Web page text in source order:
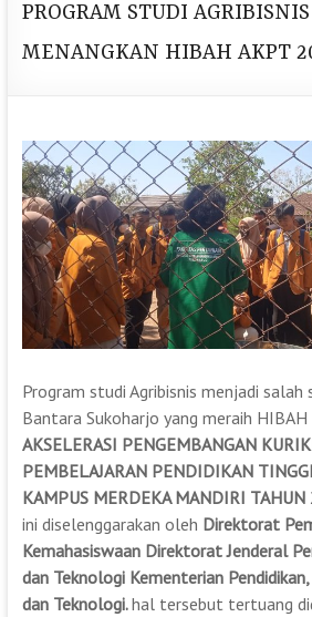
PROGRAM STUDI AGRIBISNIS
MENANGKAN HIBAH AKPT
Program studi Agribisnis menjadi
Bantara Sukoharjo yang meraih HIBAH
AKSELERASI PENGEMBANGAN
PEMBELAJARAN PENDIDIKAN
KAMPUS MERDEKA MANDIRI
ini diselenggarakan oleh Direktorat
Kemahasiswaan Direktorat Jenderal
dan Teknologi Kementerian
dan Teknologi.hal tersebut tertuang